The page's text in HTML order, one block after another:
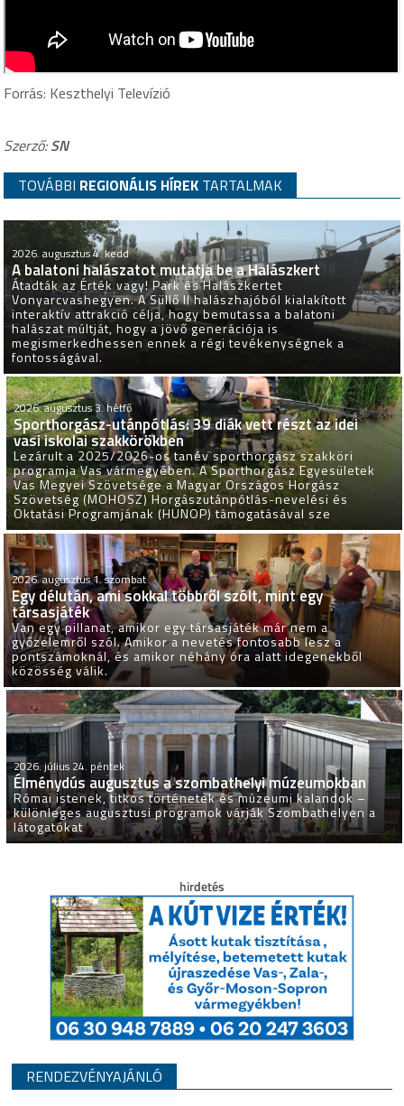
Forrás: Keszthelyi Televízió
Szerző:SN
TOVÁBBI REGIONÁLIS HÍREK TARTALMAK
2026. augusztus 4. kedd
A balatoni halászatot mutatja be a Halászkert
Átadták az Érték vagy! Park és Halászkertet
Vonyarcvashegyen. A Süllő II halászhajóból kialakított
interaktív attrakció célja, hogy bemutassa a balatoni
halászat múltját, hogy a jövő generációja is
megismerkedhessen ennek a régi tevékenységnek a
fontosságával.
2026. augusztus 3. hétfő
Sporthorgász-utánpótlás: 39 diák vett részt az idei
vasi iskolai szakkörökben
Lezárult a 2025/2026-os tanév sporthorgász szakköri
programja Vas vármegyében. A Sporthorgász Egyesületek
Vas Megyei Szövetsége a Magyar Országos Horgász
Szövetség (MOHOSZ) Horgászutánpótlás-nevelési és
Oktatási Programjának (HUNOP) támogatásával sze
2026. augusztus 1. szombat
Egy délután, ami sokkal többről szólt, mint egy
társasjáték
Van egy pillanat, amikor egy társasjáték már nem a
győzelemről szól. Amikor a nevetés fontosabb lesz a
pontszámoknál, és amikor néhány óra alatt idegenekből
közösség válik.
2026. július 24. péntek
Élménydús augusztus a szombathelyi múzeumokban
Római istenek, titkos történetek és múzeumi kalandok –
különleges augusztusi programok várják Szombathelyen a
látogatókat
RENDEZVÉNYAJÁNLÓ